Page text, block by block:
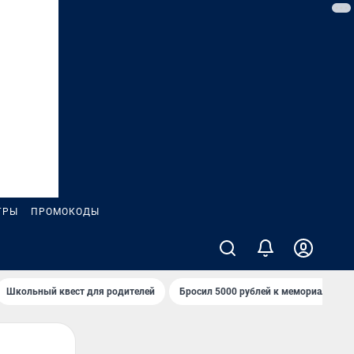
ПРОМОКОДЫ
Школьный квест для родителей Бросил 5000 рублей к мемориалу